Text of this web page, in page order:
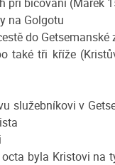
na Golgotu
do Getsemanské
také tři kříže
služebníkovi v
byla Kristovi na